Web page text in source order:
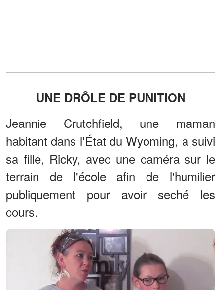
UNE DRÔLE DE PUNITION
Jeannie Crutchfield, une maman
habitant dans l'État du Wyoming, a suivi
sa fille, Ricky, avec une caméra sur le
terrain de l'école afin de l'humilier
publiquement pour avoir seché les
cours.